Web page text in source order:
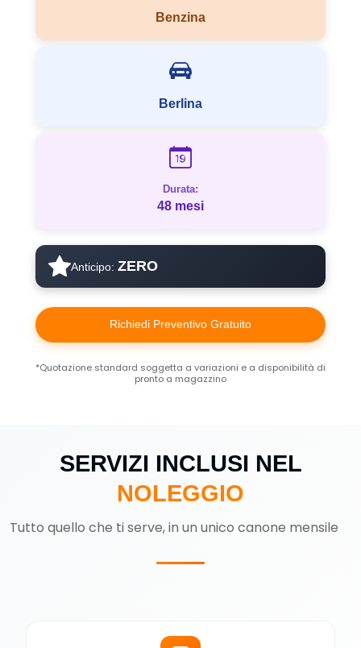
Benzina
Berlina
Durata:
48 mesi
Anticipo: ZERO
Richiedi Preventivo Gratuito
*Quotazione standard soggetta a variazioni e a disponibilità di
pronto a magazzino
SERVIZI INCLUSI NEL
NOLEGGIO
Tutto quello che ti serve, in un unico canone mensile